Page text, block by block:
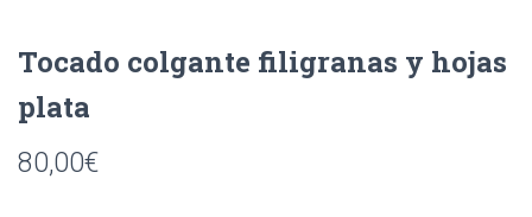
Tocado colgante filigranas y hojas
plata
80,00€